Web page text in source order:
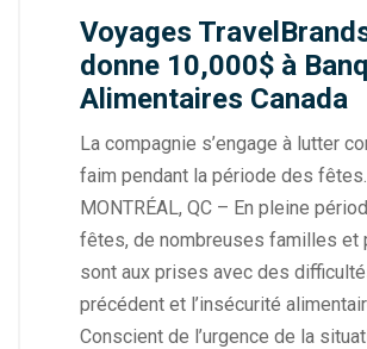
Voyages
donne 10,000$ à
Alimentaires Canada
La compagnie s’engage à lutter
faim pendant la période des fêtes.
MONTRÉAL, QC – En pleine
fêtes, de nombreuses familles et
sont aux prises avec des
précédent et l’insécurité
Conscient de l’urgence de la